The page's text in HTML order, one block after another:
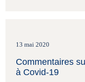
13 mai 2020
Commentaires
à Covid-19